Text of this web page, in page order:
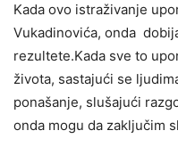
Kada ovo istraživanje
Vukadinovića, onda
rezultete.Kada sve to
života, sastajući se
ponašanje, slušajući
onda mogu da zaključim